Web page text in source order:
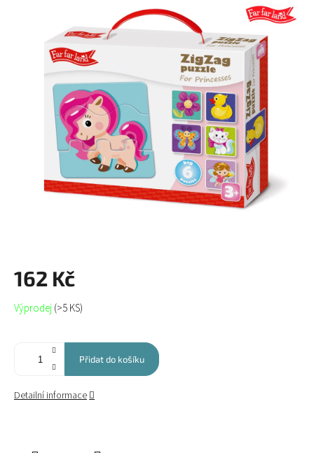
hvězdiček.
162 Kč
Měrná
cena:
Výprodej(>5 KS)
Přidat do košíku
Detailní informace